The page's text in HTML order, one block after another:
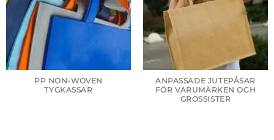
PP NON-WOVEN
TYGKASSAR
ANPASSADE JUTEPÅSAR
FÖR VARUMÄRKEN OCH
GROSSISTER